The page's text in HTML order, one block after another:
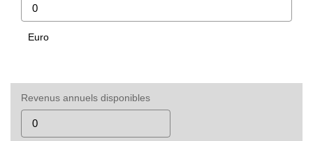
Euro
Revenus annuels disponibles